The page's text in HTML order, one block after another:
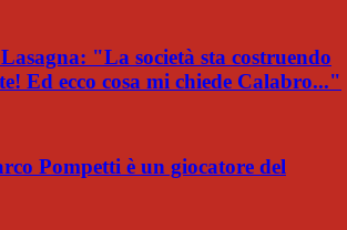
"La società sta costruendo
Ed ecco cosa mi chiede Calabro..."
Pompetti è un giocatore del